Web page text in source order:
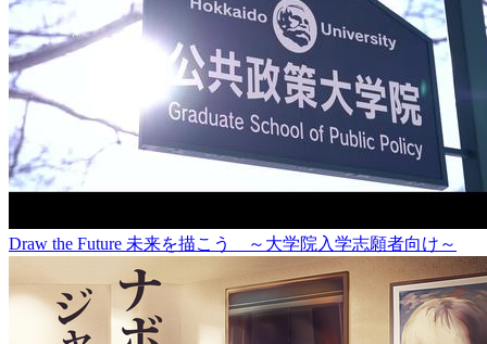
Draw the Future 未来を描こう ～大学院入学志願者向け～